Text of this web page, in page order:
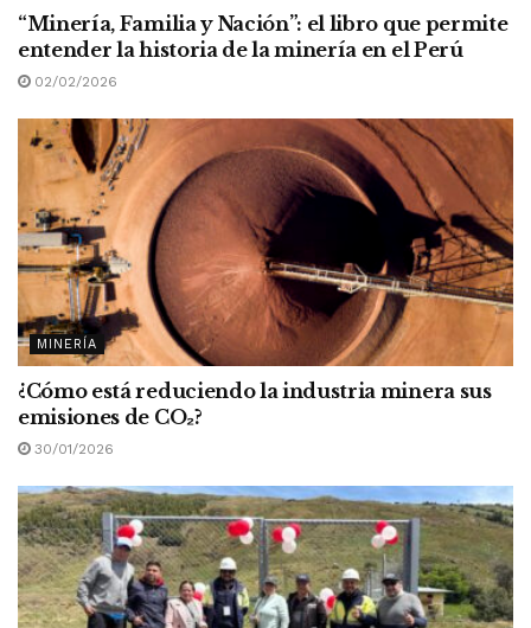
“Minería, Familia y Nación”: el libro que permite
entender la historia de la minería en el Perú
02/02/2026
MINERÍA
¿Cómo está reduciendo la industria minera sus
emisiones de CO₂?
30/01/2026